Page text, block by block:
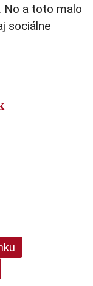
No a toto malo
sociálne